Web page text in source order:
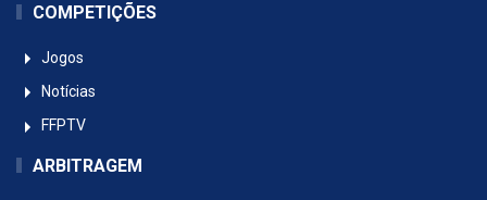
COMPETIÇÕES
Jogos
Notícias
FFPTV
ARBITRAGEM